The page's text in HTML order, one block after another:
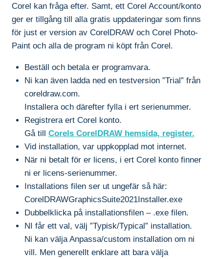
Corel kan fråga efter. Samt, ett Corel Account/konto
ger er tillgång till alla gratis uppdateringar som finns
för just er version av CorelDRAW och Corel Photo-
Paint och alla de program ni köpt från Corel.
Beställ och betala er programvara.
Ni kan även ladda ned en testversion ”Trial” från
coreldraw.com.
Installera och därefter fylla i ert serienummer.
Registrera ert Corel konto.
Gå till Corels CorelDRAW hemsida, register.
Vid installation, var uppkopplad mot internet.
När ni betalt för er licens, i ert Corel konto finner
ni er licens-serienummer.
Installations filen ser ut ungefär så här:
CorelDRAWGraphicsSuite2021Installer.exe
Dubbelklicka på installationsfilen – .exe filen.
NI får ett val, välj ”Typisk/Typical” installation.
Ni kan välja Anpassa/custom installation om ni
vill. Men generellt enklare att bara välja